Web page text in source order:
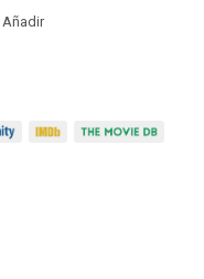
Añadir